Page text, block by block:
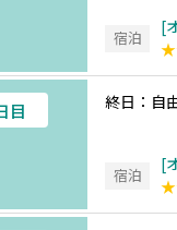
宿泊
目 終日：自
宿泊